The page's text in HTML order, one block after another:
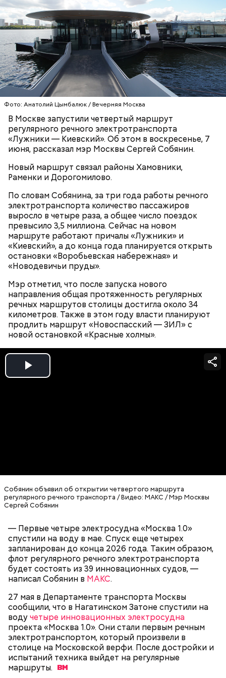
Фото: Анатолий Цымбалюк / Вечерняя Москва
В Москве запустили четвертый маршрут
регулярного речного электротранспорта
«Лужники — Киевский». Об этом в воскресенье, 7
июня, рассказал мэр Москвы Сергей Собянин.
Новый маршрут связал районы Хамовники,
Раменки и Дорогомилово.
По словам Собянина, за три года работы речного
электротранспорта количество пассажиров
выросло в четыре раза, а общее число поездок
превысило 3,5 миллиона. Сейчас на новом
маршруте работают причалы «Лужники» и
«Киевский», а до конца года планируется открыть
остановки «Воробьевская набережная» и
«Новодевичьи пруды».
Мэр отметил, что после запуска нового
направления общая протяженность регулярных
речных маршрутов столицы достигла около 34
километров. Также в этом году власти планируют
продлить маршрут «Новоспасский — ЗИЛ» с
новой остановкой «Красные холмы».
Play
Собянин объявил об открытии четвертого маршрута
регулярного речного транспорта / Видео: МАКС / Мэр Москвы
Сергей Собянин
— Первые четыре электросудна «Москва 1.0»
спустили на воду в мае. Спуск еще четырех
запланирован до конца 2026 года. Таким образом,
флот регулярного речного электротранспорта
будет состоять из 39 инновационных судов, —
написал Собянин в МАКС.
27 мая в Департаменте транспорта Москвы
сообщили, что в Нагатинском Затоне спустили на
водучетыре инновационных электросудна
проекта «Москва 1.0». Они стали первым речным
электротранспортом, который произвели в
столице на Московской верфи. После достройки и
испытаний техника выйдет на регулярные
маршруты.
— Это не только узкопрофессиональный праздник,
но не побоюсь сказать, что это общегородской и
общенациональный праздник. Все, что мы видим
вокруг, что построено до нас, — построено
строителями. То, что построено сегодня и будет
жить в веках, создается вашими руками. От того,
Сергей Собянин подчеркнул, что, несмотря на
сложности, все задуманное будет выполнено.
Город активно строит метро, дороги и развязки.
По новым стандартам создаются объекты
здравоохранения и образования.
Мэр наградил лауреатов ежегодного конкурса
«Лучший реализованный проект в области
строительства». В 2026 году по итогам
Мэр наградил победителей в 12 номинациях. Так,
лучшими объектами метрополитена и
железнодорожного транспорта признали станции
«Вавиловская», «Академическая», «Крымская» и
«ЗИЛ» Троицкой линии метро. Победу в
номинации «Лучшее искусственное сооружение»
присудили мосту Академика Королева. Большой
лыжный трамплин на Воробьевых горах — лучший
строительный объект.
КСТАТИ